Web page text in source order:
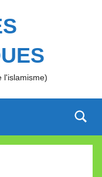
l'islamisme)